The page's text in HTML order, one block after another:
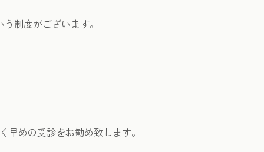
制度がございます。
めの受診をお勧め致します。